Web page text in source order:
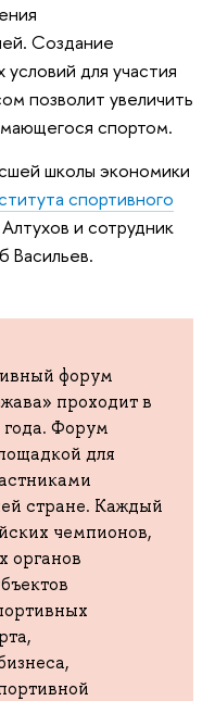
Создание
для участия
позволит увеличить
спортом.
школы экономики
спортивного
и сотрудник
Васильев.
форум
проходит в
года. Форум
для
стране. Каждый
чемпионов,
органов